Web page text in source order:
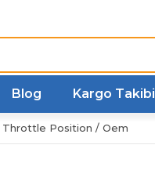
Blog Kargo Takibi
Position / Oem